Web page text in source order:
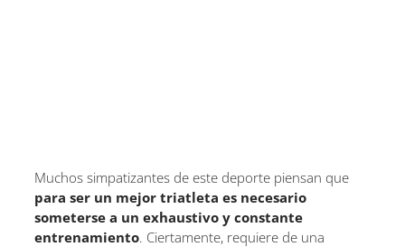
Muchos simpatizantes de este deporte piensan que
para ser un mejor triatleta es necesario
someterse a un exhaustivo y constante
entrenamiento. Ciertamente, requiere de una